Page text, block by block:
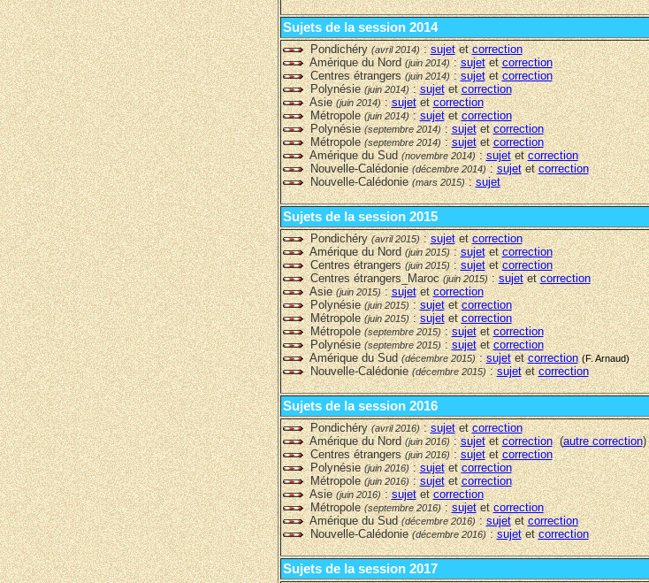
Sujets de la session 2014
Pondichéry(avril 2014):sujetetcorrection
Amérique du Nord(juin 2014):sujetetcorrection
Centres étrangers(juin 2014):sujetetcorrection
Polynésie(juin 2014):sujetetcorrection
Asie(juin 2014):sujetetcorrection
Métropole(juin 2014):sujetetcorrection
Polynésie(septembre 2014):sujetetcorrection
Métropole(septembre 2014):sujetetcorrection
Amérique du Sud(novembre 2014):sujetetcorrection
Nouvelle-Calédonie(décembre 2014):sujetetcorrection
Nouvelle-Calédonie(mars 2015):sujet
Sujets de la session 2015
Pondichéry(avril 2015):sujetetcorrection
Amérique du Nord(juin 2015):sujetetcorrection
Centres étrangers(juin 2015):sujetetcorrection
Centres étrangers_Maroc(juin 2015):sujetetcorrection
Asie(juin 2015):sujetetcorrection
Polynésie(juin 2015):sujetetcorrection
Métropole(juin 2015):sujetetcorrection
Métropole(septembre 2015):sujetetcorrection
Polynésie(septembre 2015):sujetetcorrection
Amérique du Sud(décembre 2015):sujetetcorrection (F. Arnaud)
Nouvelle-Calédonie(décembre 2015):sujetetcorrection
Sujets de la session 2016
Pondichéry(avril 2016):sujetetcorrection
Amérique du Nord(juin 2016):sujetetcorrection(autre correction)
Centres étrangers(juin 2016):sujetetcorrection
Polynésie(juin 2016):sujetetcorrection
Métropole(juin 2016):sujetetcorrection
Asie(juin 2016):sujetetcorrection
Métropole(septembre 2016):sujetetcorrection
Amérique du Sud(décembre 2016):sujetetcorrection
Nouvelle-Calédonie(décembre 2016):sujetetcorrection
Sujets de la session 2017